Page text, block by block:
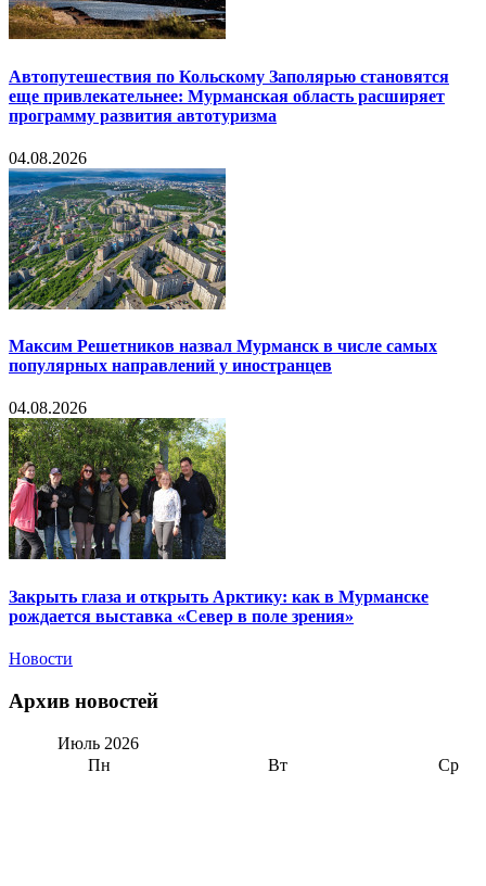
Автопутешествия по Кольскому Заполярью становятся
еще привлекательнее: Мурманская область расширяет
программу развития автотуризма
04.08.2026
Максим Решетников назвал Мурманск в числе самых
популярных направлений у иностранцев
04.08.2026
Закрыть глаза и открыть Арктику: как в Мурманске
рождается выставка «Север в поле зрения»
Новости
Архив новостей
Июль 2026
Пн
Вт Ср